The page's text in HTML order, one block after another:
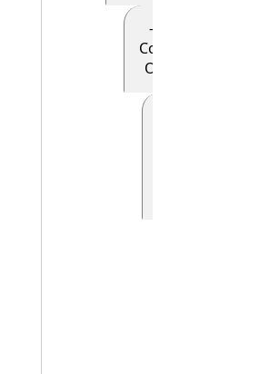
- - - - E28
Conceptual
Object (0)